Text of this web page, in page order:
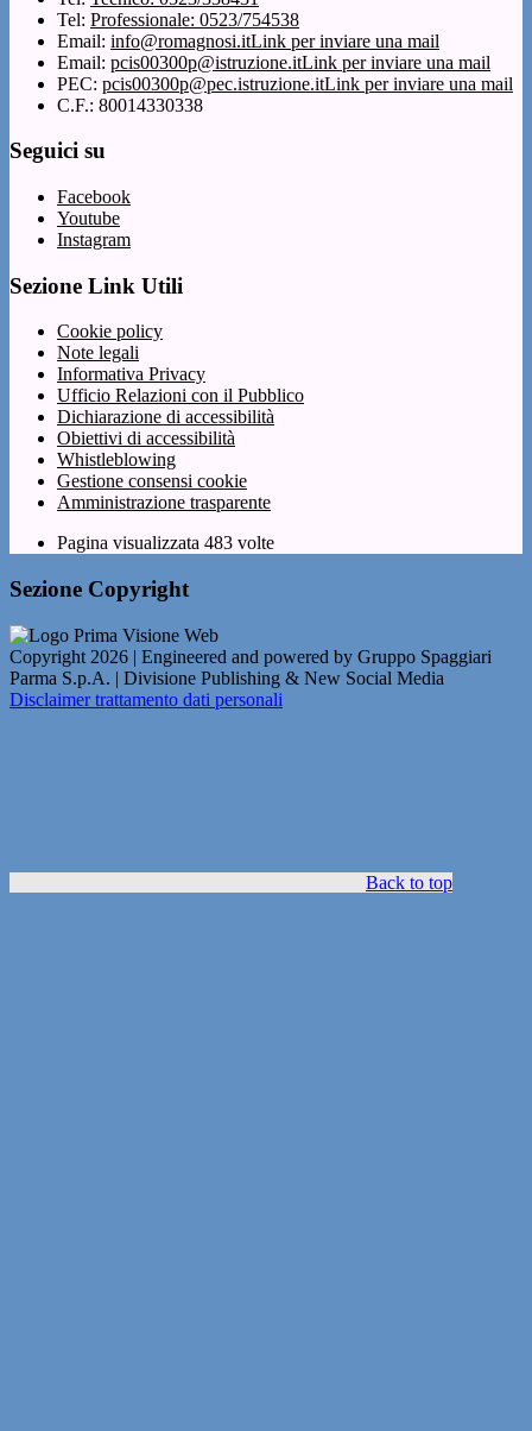
Tel: Professionale: 0523/754538
Email: info@romagnosi.itLink per inviare una mail
Email: pcis00300p@istruzione.itLink per inviare una mail
PEC: pcis00300p@pec.istruzione.itLink per inviare una mail
C.F.: 80014330338
Seguici su
Facebook
Youtube
Instagram
Sezione Link Utili
Cookie policy
Note legali
Informativa Privacy
Ufficio Relazioni con il Pubblico
Dichiarazione di accessibilità
Obiettivi di accessibilità
Whistleblowing
Gestione consensi cookie
Amministrazione trasparente
Pagina visualizzata 483 volte
Sezione Copyright
Copyright 2026 | Engineered and powered by Gruppo Spaggiari
Parma S.p.A. | Divisione Publishing & New Social Media
Disclaimer trattamento dati personali
Back to top